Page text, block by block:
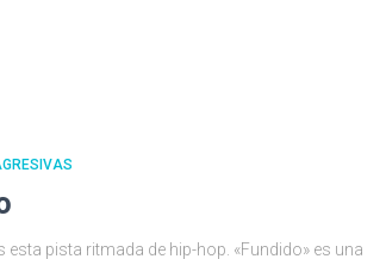
esta pista ritmada de hip-hop. «Fundido» es una